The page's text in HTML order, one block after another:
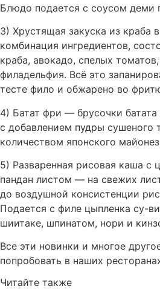
Блюдо подается с соусом деми
3) Хрустящая закуска из краба
комбинация ингредиентов,
краба, авокадо, спелых
филадельфия. Всё это
тесте фило и обжарено во
4) Батат фри — брусочки
с добавлением пудры сушеного
количеством японского
5) Разваренная рисовая каша с
пандан листом — на свежих
до воздушной консистенции
Подается с филе цыпленка су-
шиитаке, шпинатом, нори и
Все эти новинки и многое
попробовать в наших
Читайте также